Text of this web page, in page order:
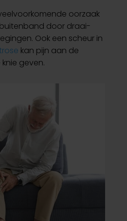
oorzaak
door draai-
Ook een scheur in
kan pijn aan de
geven.